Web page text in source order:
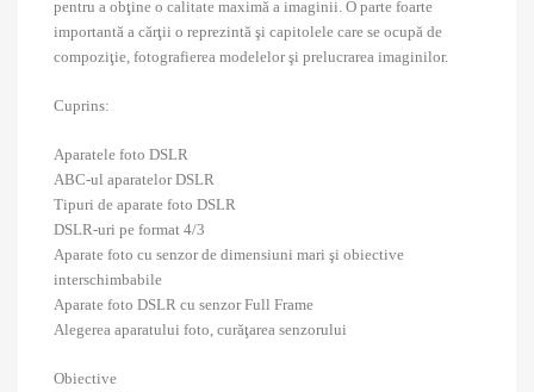
pentru a obţine o calitate maximă a imaginii. O parte foarte
importantă a cărţii o reprezintă şi capitolele care se ocupă de
compoziţie, fotografierea modelelor şi prelucrarea imaginilor.
Cuprins:
Aparatele foto DSLR
ABC-ul aparatelor DSLR
Tipuri de aparate foto DSLR
DSLR-uri pe format 4/3
Aparate foto cu senzor de dimensiuni mari şi obiective
interschimbabile
Aparate foto DSLR cu senzor Full Frame
Alegerea aparatului foto, curăţarea senzorului
Obiective